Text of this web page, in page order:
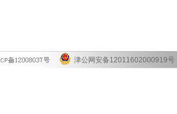
津公网安备12011602000919号